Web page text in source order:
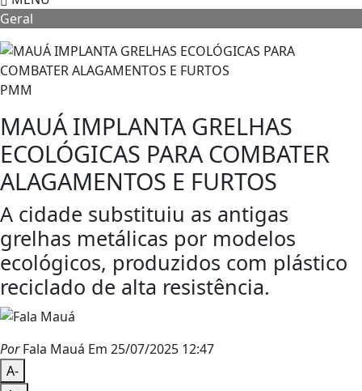
Geral
PMM
MAUÁ IMPLANTA GRELHAS
ECOLÓGICAS PARA COMBATER
ALAGAMENTOS E FURTOS
A cidade substituiu as antigas
grelhas metálicas por modelos
ecológicos, produzidos com plástico
reciclado de alta resistência.
PorFala Mauá Em 25/07/2025 12:47
A-